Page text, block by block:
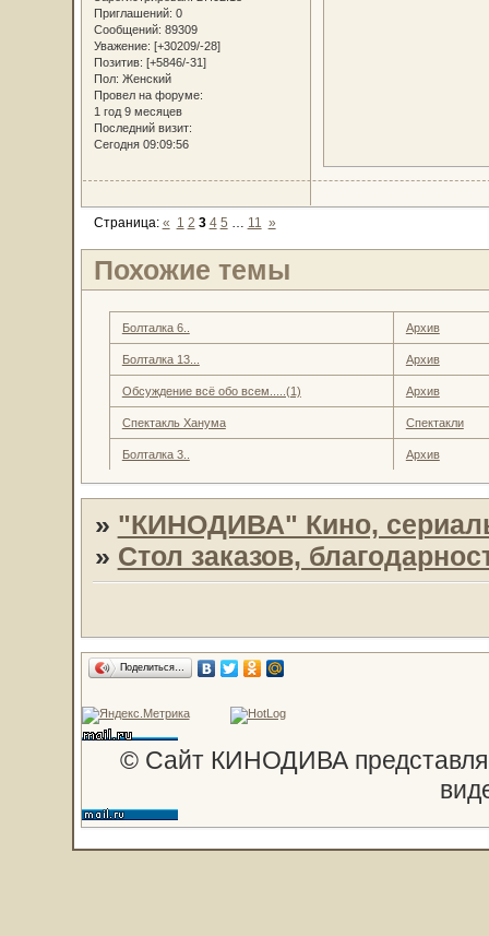
Приглашений: 0
Сообщений: 89309
Уважение: [+30209/-28]
Позитив: [+5846/-31]
Пол: Женский
Провел на форуме:
1 год 9 месяцев
Последний визит:
Сегодня 09:09:56
Страница: « 1 2 3 4 5 … 11 »
Похожие темы
Болталка 6.. Архив
Болталка 13... Архив
Обсуждение всё обо всем.....(1) Архив
Спектакль Ханума Спектакли
Болталка 3.. Архив
» "КИНОДИВА" Кино,
» Стол заказов,
Поделиться…
© Сайт КИНОДИВА